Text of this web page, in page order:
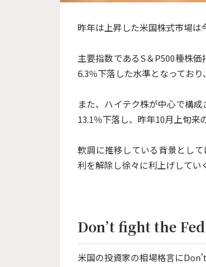
昨年は上昇した米国株式市場は
主要指数であるS＆P500種株
6.3％下落した水準となっており
また、ハイテク株が中心で構
13.1％下落し、昨年10月上旬来
軟調に推移している背景とし
利を解除し徐々に利上げしてい
Don’t fight the
米国の投資家の相場格言に